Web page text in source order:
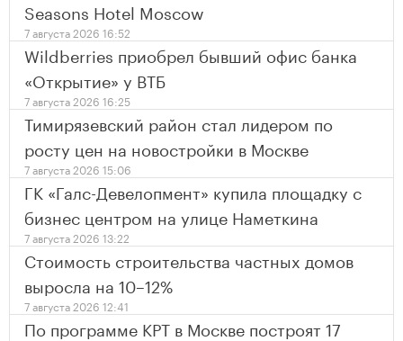
Seasons Hotel Moscow
7 августа 2026 16:52
Wildberries приобрел бывший офис банка
«Открытие» у ВТБ
7 августа 2026 16:25
Тимирязевский район стал лидером по
росту цен на новостройки в Москве
7 августа 2026 15:06
ГК «Галс-Девелопмент» купила площадку с
бизнес центром на улице Наметкина
7 августа 2026 13:22
Стоимость строительства частных домов
выросла на 10–12%
7 августа 2026 12:41
По программе КРТ в Москве построят 17